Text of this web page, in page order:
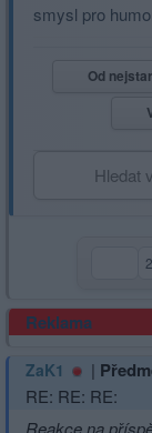
smysl pro
Od
Reklama
ZaK1 |
RE: RE: RE:
Reakce na